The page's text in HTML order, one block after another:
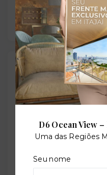
Sauna
Outras
Referência:
Perfil:
D6 Ocean View
Uma das Regiões
Seu nome